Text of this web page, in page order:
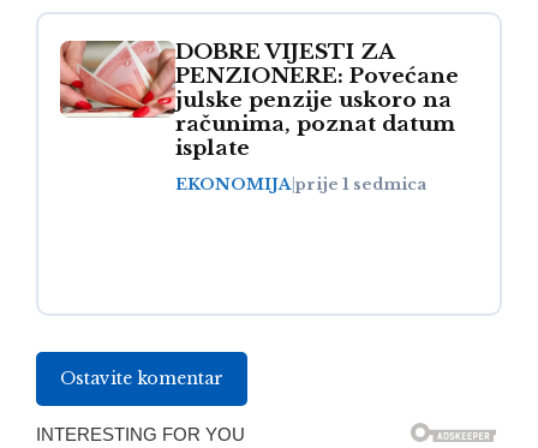
DOBRE VIJESTI ZA
PENZIONERE: Povećane
julske penzije uskoro na
računima, poznat datum
isplate
EKONOMIJAprije 1 sedmica
Ostavite komentar